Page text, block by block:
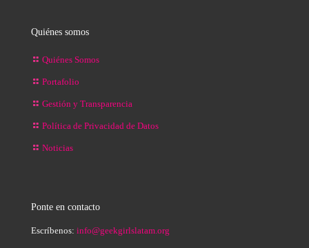
Quiénes somos
Quiénes Somos
Portafolio
Gestión y Transparencia
Política de Privacidad de Datos
Noticias
Ponte en contacto
Escríbenos: info@geekgirlslatam.org